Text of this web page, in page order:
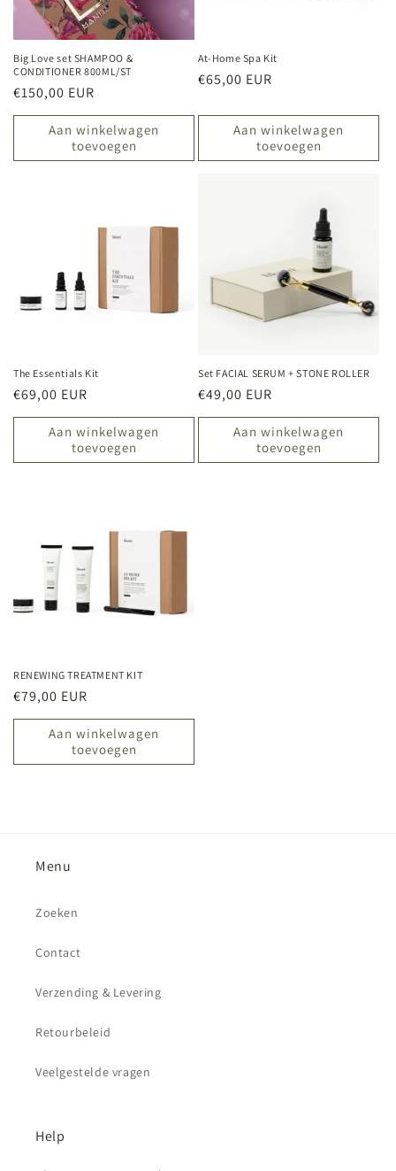
Big Love set SHAMPOO &
CONDITIONER 800ML/ST
Normale
prijs
€150,00 EUR
Aan winkelwagen
toevoegen
At-Home Spa Kit
Normale
€65,00 EUR
Aan winkelwagen
toevoegen
The Essentials Kit
Normale
prijs
€69,00 EUR
Aan winkelwagen
toevoegen
Set FACIAL SERUM + STONE ROLLER
Normale
prijs
€49,00 EUR
Aan winkelwagen
toevoegen
RENEWING TREATMENT KIT
Normale
prijs
€79,00 EUR
Aan winkelwagen
toevoegen
Menu
Zoeken
Contact
Verzending & Levering
Retourbeleid
Veelgestelde vragen
Help